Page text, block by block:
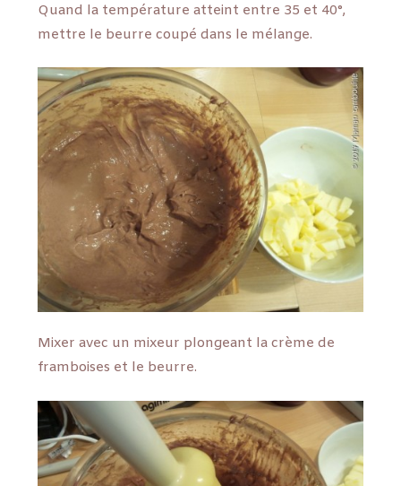
Quand la température atteint entre 35 et 40°,
mettre le beurre coupé dans le mélange.
Mixer avec un mixeur plongeant la crème de
framboises et le beurre.